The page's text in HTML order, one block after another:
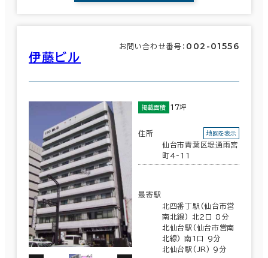
伊藤ビル
お問い合わせ番号： 002-01556
掲載面積 17坪
住所
仙台市青葉区堤通雨宮
町4-11
地図を表示
最寄駅
北四番丁駅(仙台市営
南北線) 北2口 8分
北仙台駅(仙台市営南
北線) 南1口 9分
北仙台駅(JR) 9分